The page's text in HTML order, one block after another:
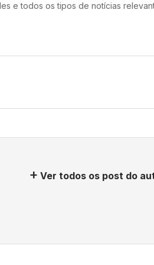
e todos os tipos de notícias
Ver todos os post do